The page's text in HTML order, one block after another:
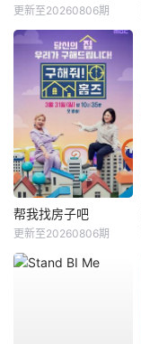
更新至20260806期
帮我找房子吧
更新至20260806期